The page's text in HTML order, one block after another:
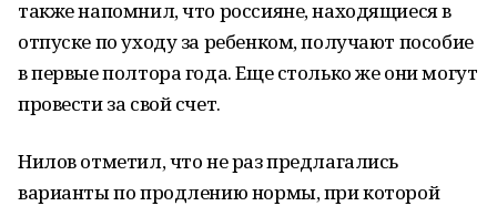
также напомнил, что россияне, находящиеся в
отпуске по уходу за ребенком, получают пособие
в первые полтора года. Еще столько же они могут
провести за свой счет.
Нилов отметил, что не раз предлагались
варианты по продлению нормы, при которой